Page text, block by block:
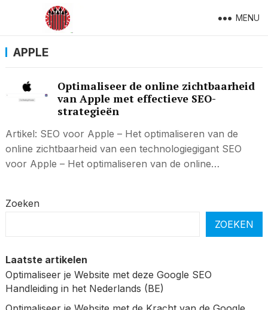
MENU
APPLE
Optimaliseer de online zichtbaarheid
van Apple met effectieve SEO-
strategieën
Artikel: SEO voor Apple – Het optimaliseren van de
online zichtbaarheid van een technologiegigant SEO
voor Apple – Het optimaliseren van de online…
Zoeken
ZOEKEN
Laatste artikelen
Optimaliseer je Website met deze Google SEO
Handleiding in het Nederlands (BE)